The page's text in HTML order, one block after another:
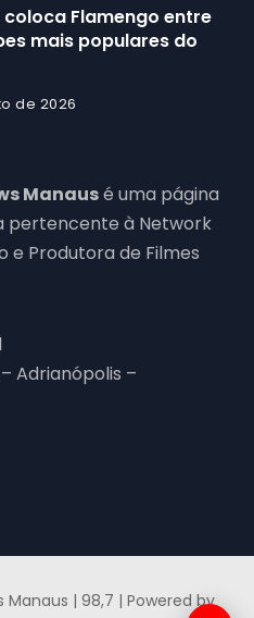
coloca Flamengo entre
mais populares do
de 2026
Manausé uma página
pertencente à Network
e Produtora de Filmes
Adrianópolis –
Manaus | 98,7 | Powered by